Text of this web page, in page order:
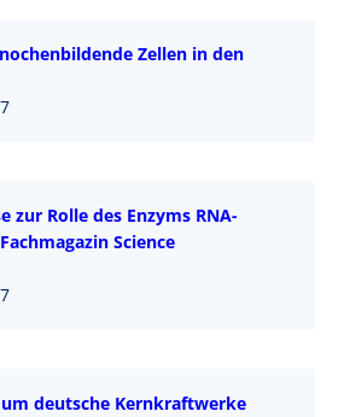
Zellen in den
zur Rolle des Enzyms RNA-
Science
deutsche Kernkraftwerke